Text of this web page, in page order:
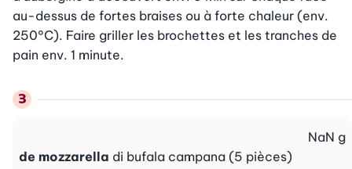
au-dessus de fortes braises ou à forte chaleur (env.
250°C). Faire griller les brochettes et les tranches de
pain env. 1 minute.
de mozzarella di bufala campana (5 pièces)
NaN g